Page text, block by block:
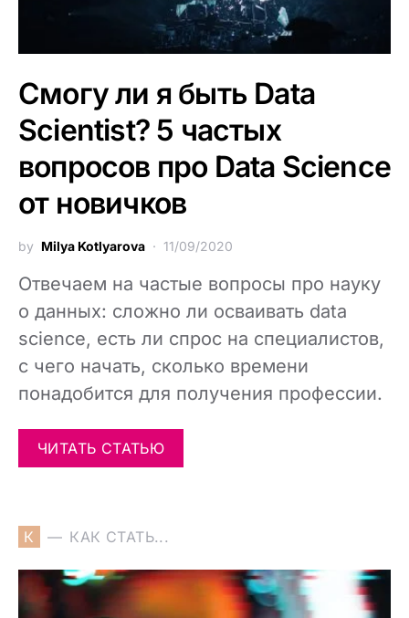
Смогу ли я быть Data
Scientist? 5 частых
вопросов про Data Science
от новичков
by Milya Kotlyarova 11/09/2020
Отвечаем на частые вопросы про науку
о данных: сложно ли осваивать data
science, есть ли спрос на специалистов,
с чего начать, сколько времени
понадобится для получения профессии.
ЧИТАТЬ СТАТЬЮ
К КАК СТАТЬ...